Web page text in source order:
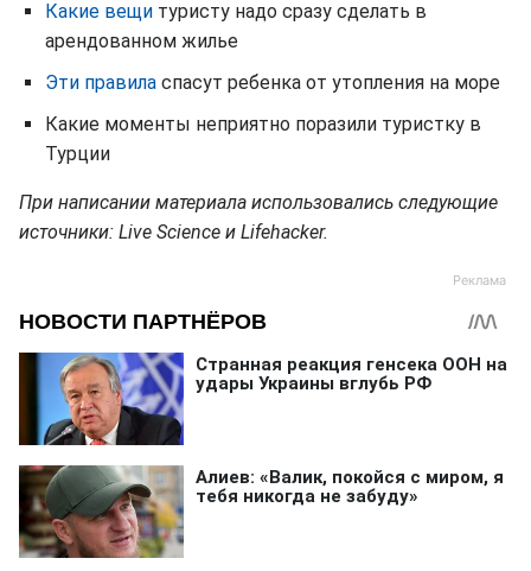
Какие вещи туристу надо сразу сделать в
арендованном жилье
Эти правила спасут ребенка от утопления на море
Какие моменты неприятно поразили туристку в
Турции
При написании материала использовались следующие
источники: Live Science и Lifehacker.